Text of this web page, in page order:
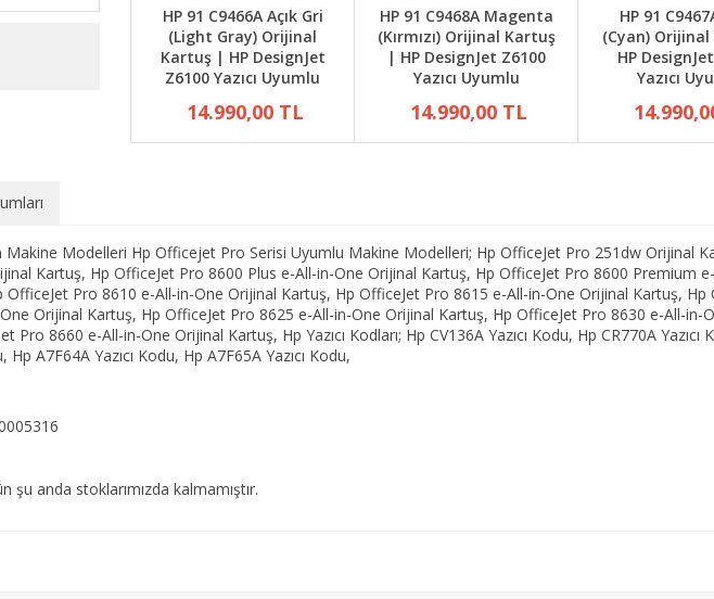
HP 91 C9466A Açık Gri
(Light Gray) Orijinal
Kartuş | HP DesignJet
Z6100 Yazıcı Uyumlu
14.990,00 TL
HP 91 C9468A Magenta
(Kırmızı) Orijinal Kartuş
| HP DesignJet Z6100
Yazıcı Uyumlu
14.990,00 TL
HP 91
(Cyan)
HP
Yazıcı
Makine Modelleri Hp Officejet Pro Serisi Uyumlu Makine Modelleri; Hp OfficeJet Pro 251dw Orijinal
Kartuş, Hp OfficeJet Pro 8600 Plus e-All-in-One Orijinal Kartuş, Hp OfficeJet Pro 8600 Premium
Pro 8610 e-All-in-One Orijinal Kartuş, Hp OfficeJet Pro 8615 e-All-in-One Orijinal Kartuş,
Orijinal Kartuş, Hp OfficeJet Pro 8625 e-All-in-One Orijinal Kartuş, Hp OfficeJet Pro 8630 e-All-
8660 e-All-in-One Orijinal Kartuş, Hp Yazıcı Kodları; Hp CV136A Yazıcı Kodu, Hp CR770A Yazıcı
Hp A7F64A Yazıcı Kodu, Hp A7F65A Yazıcı Kodu,
şu anda stoklarımızda kalmamıştır.